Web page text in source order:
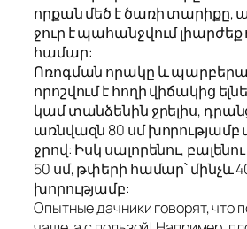
որքան մեծ է ծառի տարիքը,
ջուր է պահանջվում
համար:
Ոռոգման որակը և
որոշվում է հողի վիճակից
կամ տանձենին ջրելիս,
առնվազն 80 սմ խորությամբ
ջրով: Իսկ սալորենու,
50 սմ, թփերի համար՝ մինչև
խորությամբ:
Опытные дачники говорят, что